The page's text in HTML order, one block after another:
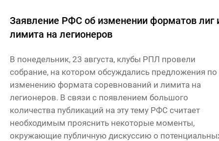
Заявление РФС об изменении форматов лиг
лимита на легионеров
В понедельник, 23 августа, клубы РПЛ провели
собрание, на котором обсуждались предложения по
изменению формата соревнований и лимита на
легионеров. В связи с появлением большого
количества публикаций на эту тему РФС считает
необходимым прояснить некоторые моменты,
окружающие публичную дискуссию о